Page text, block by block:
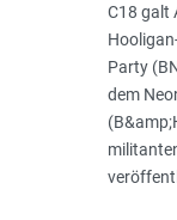
C18 galt
Party
dem